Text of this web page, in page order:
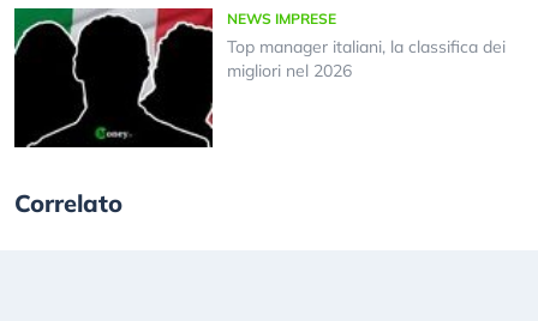
NEWS IMPRESE
Top manager italiani, la classifica dei
migliori nel 2026
Correlato